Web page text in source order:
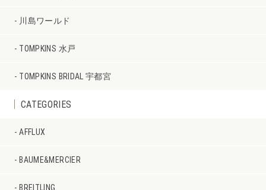
川島ワールド
TOMPKINS 水戸
TOMPKINS BRIDAL 宇都宮
CATEGORIES
AFFLUX
BAUME&MERCIER
BREITLING